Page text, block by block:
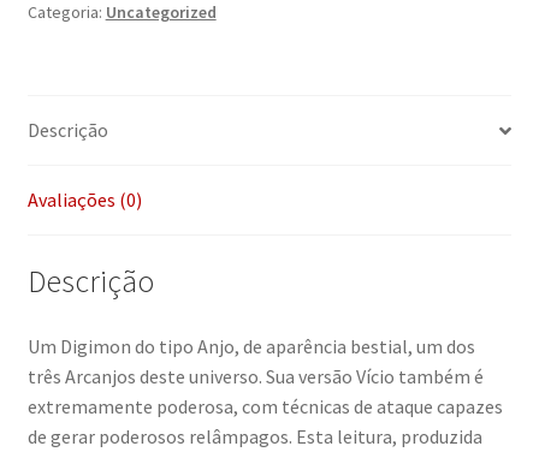
Categoria: Uncategorized
Descrição
Avaliações (0)
Descrição
Um Digimon do tipo Anjo, de aparência bestial, um dos
três Arcanjos deste universo. Sua versão Vício também é
extremamente poderosa, com técnicas de ataque capazes
de gerar poderosos relâmpagos. Esta leitura, produzida